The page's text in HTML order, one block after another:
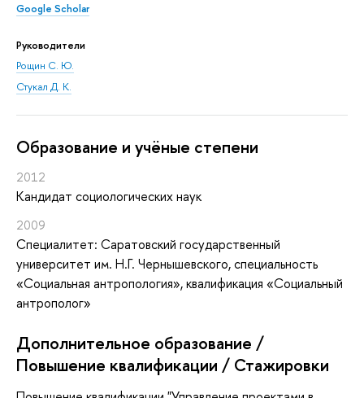
Google Scholar
Руководители
Рощин С. Ю.
Стукал Д. К.
Oбразование и учёные степени
2012
Кандидат социологических наук
2009
Специалитет: Саратовский государственный
университет им. Н.Г. Чернышевского, специальность
«Социальная антропология», квалификация «Социальный
антрополог»
Дополнительное образование /
Повышение квалификации / Стажировки